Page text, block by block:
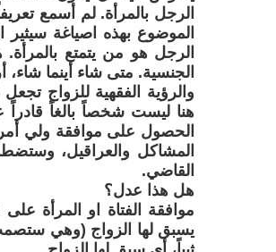
الرجل بالمرأة. لم أسمع
الموضوع بهذه اصياغة سيثير
الرجل هو من يتمتع بالمرأة.
الجنسية. متى شاء أينما
والرؤية الفقهية للزواج
هنا ليست شخصاً بالغاً
الحصول على موافقة ولي
المشاكل والعراقيل،
القاضي.
هل هذا عدل؟
موافقة الفتاة او المرأة
يسبق لها الزواج (وهي ستصمت